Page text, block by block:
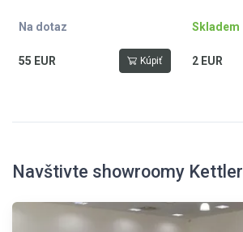
Na dotaz
55 EUR Kúpiť
Skladem
2 EUR
Navštivte showroomy Kettler